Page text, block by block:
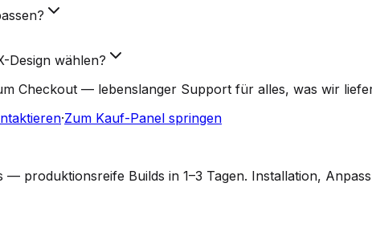
Design wählen?
Checkout — lebenslanger Support für alles, was wir
·Zum Kauf-Panel springen
produktionsreife Builds in 1–3 Tagen. Installation,